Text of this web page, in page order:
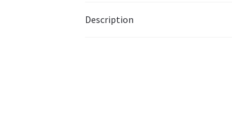
Description